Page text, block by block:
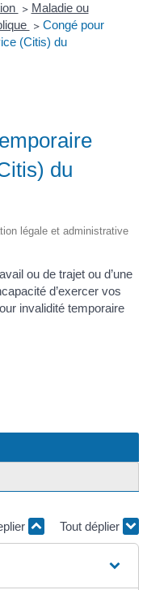
> Maladie ou
> Congé pour
(Citis) du
du
légale et administrative
ou de trajet ou d’une
d’exercer vos
invalidité temporaire
Tout déplier